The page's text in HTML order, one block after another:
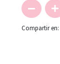
Compartir en: